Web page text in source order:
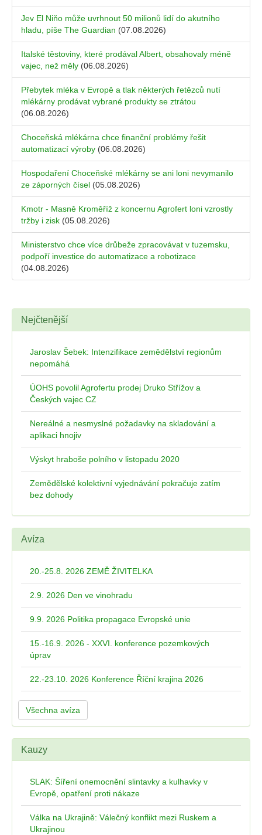
Jev El Niňo může uvrhnout 50 milionů lidí do akutního
hladu, píše The Guardian (07.08.2026)
Italské těstoviny, které prodával Albert, obsahovaly méně
vajec, než měly (06.08.2026)
Přebytek mléka v Evropě a tlak některých řetězců nutí
mlékárny prodávat vybrané produkty se ztrátou
(06.08.2026)
Choceňská mlékárna chce finanční problémy řešit
automatizací výroby (06.08.2026)
Hospodaření Choceňské mlékárny se ani loni nevymanilo
ze záporných čísel (05.08.2026)
Kmotr - Masně Kroměříž z koncernu Agrofert loni vzrostly
tržby i zisk (05.08.2026)
Ministerstvo chce více drůbeže zpracovávat v tuzemsku,
podpoří investice do automatizace a robotizace
(04.08.2026)
Nejčtenější
Jaroslav Šebek: Intenzifikace zemědělství regionům
nepomáhá
ÚOHS povolil Agrofertu prodej Druko Střížov a
Českých vajec CZ
Nereálné a nesmyslné požadavky na skladování a
aplikaci hnojiv
Výskyt hraboše polního v listopadu 2020
Zemědělské kolektivní vyjednávání pokračuje zatím
bez dohody
Avíza
20.-25.8. 2026 ZEMĚ ŽIVITELKA
2.9. 2026 Den ve vinohradu
9.9. 2026 Politika propagace Evropské unie
15.-16.9. 2026 - XXVI. konference pozemkových
úprav
22.-23.10. 2026 Konference Říční krajina 2026
Všechna avíza
Kauzy
SLAK: Šíření onemocnění slintavky a kulhavky v
Evropě, opatření proti nákaze
Válka na Ukrajině: Válečný konflikt mezi Ruskem a
Ukrajinou